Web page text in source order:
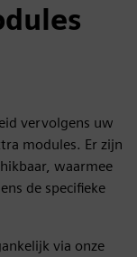
vervolgens uw
modules. Er zijn
waarmee
de specifieke
via onze